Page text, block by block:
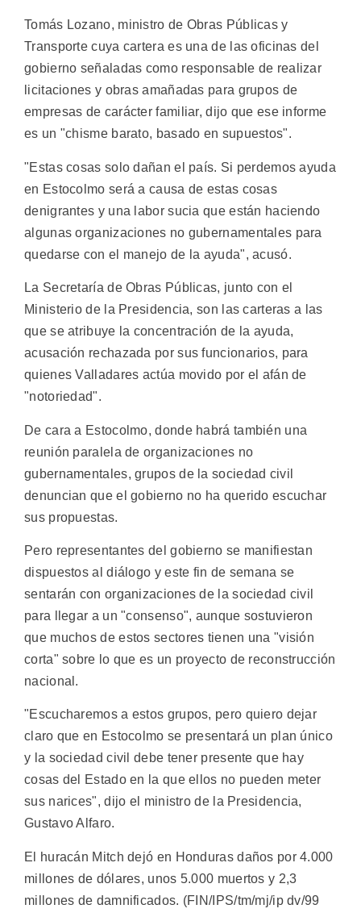
Tomás Lozano, ministro de Obras Públicas y
Transporte cuya cartera es una de las oficinas del
gobierno señaladas como responsable de realizar
licitaciones y obras amañadas para grupos de
empresas de carácter familiar, dijo que ese informe
es un "chisme barato, basado en supuestos".
"Estas cosas solo dañan el país. Si perdemos ayuda
en Estocolmo será a causa de estas cosas
denigrantes y una labor sucia que están haciendo
algunas organizaciones no gubernamentales para
quedarse con el manejo de la ayuda", acusó.
La Secretaría de Obras Públicas, junto con el
Ministerio de la Presidencia, son las carteras a las
que se atribuye la concentración de la ayuda,
acusación rechazada por sus funcionarios, para
quienes Valladares actúa movido por el afán de
"notoriedad".
De cara a Estocolmo, donde habrá también una
reunión paralela de organizaciones no
gubernamentales, grupos de la sociedad civil
denuncian que el gobierno no ha querido escuchar
sus propuestas.
Pero representantes del gobierno se manifiestan
dispuestos al diálogo y este fin de semana se
sentarán con organizaciones de la sociedad civil
para llegar a un "consenso", aunque sostuvieron
que muchos de estos sectores tienen una "visión
corta" sobre lo que es un proyecto de reconstrucción
nacional.
"Escucharemos a estos grupos, pero quiero dejar
claro que en Estocolmo se presentará un plan único
y la sociedad civil debe tener presente que hay
cosas del Estado en la que ellos no pueden meter
sus narices", dijo el ministro de la Presidencia,
Gustavo Alfaro.
El huracán Mitch dejó en Honduras daños por 4.000
millones de dólares, unos 5.000 muertos y 2,3
millones de damnificados. (FIN/IPS/tm/mj/ip dv/99